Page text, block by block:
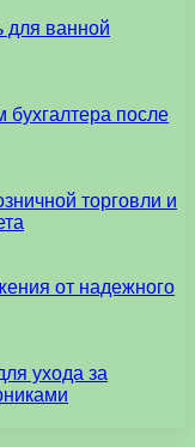
для ванной
бухгалтера после
торговли и
от надежного
ухода за